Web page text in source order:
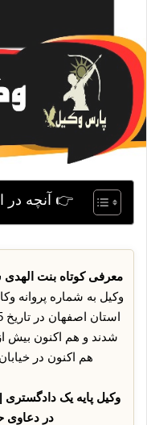
👉 آنچه در
معرفی کوتاه بنت
هم اکنون در
وکیل پایه یک
در دعاوی